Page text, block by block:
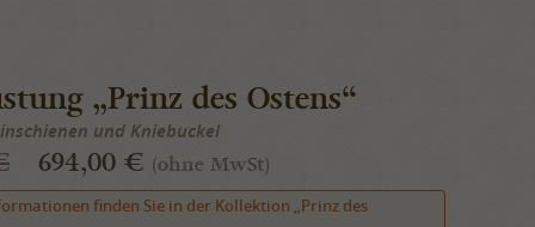
„Prinz des Ostens“
und Kniebuckel
694,00 € (ohne MwSt)
finden Sie in der Kollektion „Prinz des